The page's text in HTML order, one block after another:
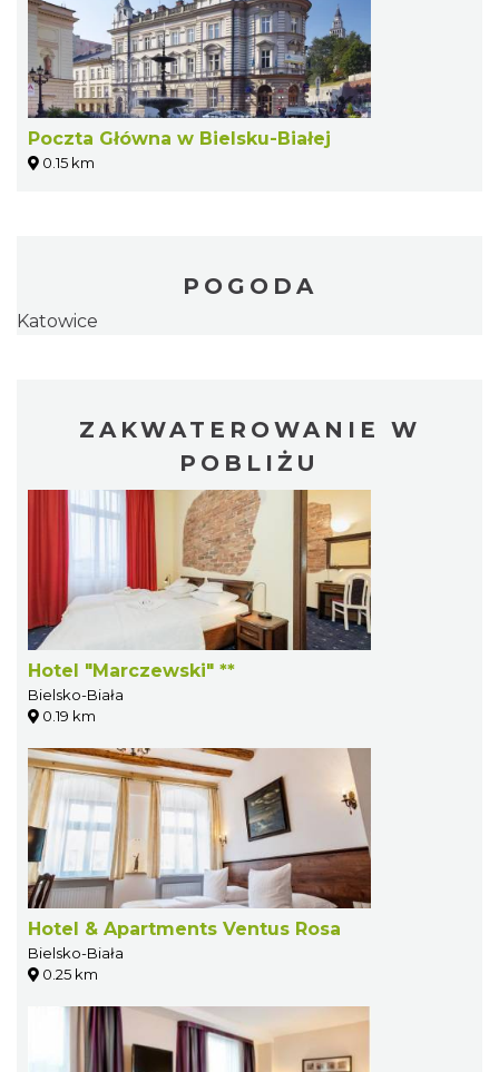
Poczta Główna w Bielsku-Białej
0.15 km
POGODA
Katowice
ZAKWATEROWANIE W
POBLIŻU
Hotel "Marczewski" **
Bielsko-Biała
0.19 km
Hotel & Apartments Ventus Rosa
Bielsko-Biała
0.25 km